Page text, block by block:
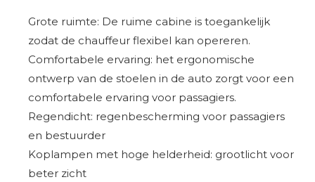
Grote ruimte: De ruime cabine is toegankelijk
zodat de chauffeur flexibel kan opereren.
Comfortabele ervaring: het ergonomische
ontwerp van de stoelen in de auto zorgt voor een
comfortabele ervaring voor passagiers.
Regendicht: regenbescherming voor passagiers
en bestuurder
Koplampen met hoge helderheid: grootlicht voor
beter zicht